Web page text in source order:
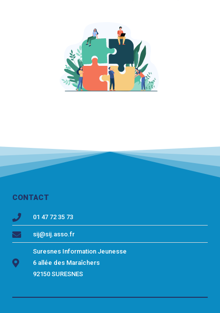
CONTACT
01 47 72 35 73
sij@sij.asso.fr
Suresnes Information Jeunesse
6 allée des Maraîchers
92150 SURESNES